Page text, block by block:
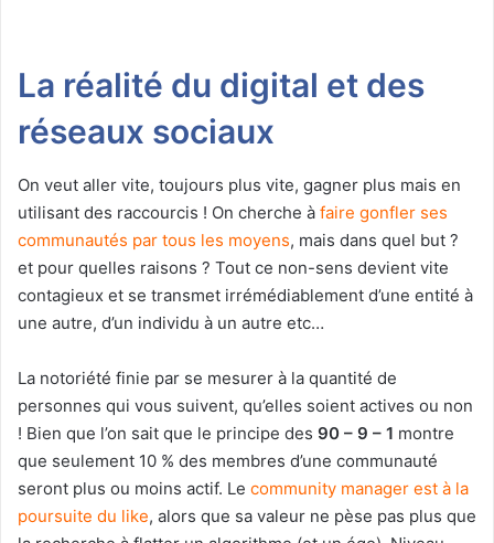
La réalité du digital et des
réseaux sociaux
On veut aller vite, toujours plus vite, gagner plus mais en
utilisant des raccourcis ! On cherche à faire gonfler ses
communautés par tous les moyens, mais dans quel but ?
et pour quelles raisons ? Tout ce non-sens devient vite
contagieux et se transmet irrémédiablement d’une entité à
une autre, d’un individu à un autre etc…
La notoriété finie par se mesurer à la quantité de
personnes qui vous suivent, qu’elles soient actives ou non
! Bien que l’on sait que le principe des 90 – 9 – 1 montre
que seulement 10 % des membres d’une communauté
seront plus ou moins actif. Le community manager est à la
poursuite du like, alors que sa valeur ne pèse pas plus que